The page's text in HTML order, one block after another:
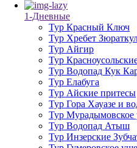
1-Дневные
Тур Красный Ключ
Тур Хребет
Тур Айгир
Тур
Тур Водопад Кук
Тур Елабуга
Тур Айские притесы
Тур Гора Хауазе и
Тур Мурадымовское
Тур Водопад Атыш
Тур Инзерские